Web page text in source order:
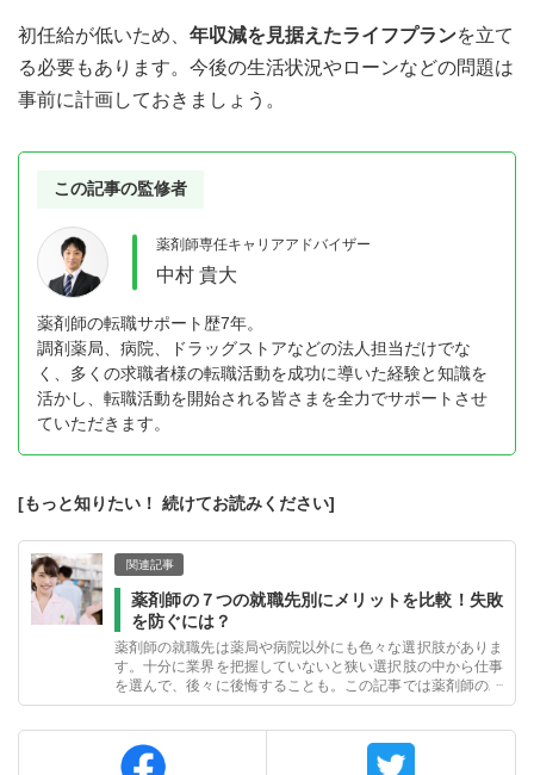
初任給が低いため、 年収減を見据えたライフプランを立て
る必要もあります。今後の生活状況やローンなどの問題は
事前に計画しておきましょう。
この記事の監修者
薬剤師専任キャリアアドバイザー
中村 貴大
薬剤師の転職サポート歴7年。
調剤薬局、病院、ドラッグストアなどの法人担当だけでな
く、多くの求職者様の転職活動を成功に導いた経験と知識を
活かし、転職活動を開始される皆さまを全力でサポートさせ
ていただきます。
[もっと知りたい！ 続けてお読みください]
関連記事
薬剤師の７つの就職先別にメリットを比較！失敗
を防ぐには？
薬剤師の就職先は薬局や病院以外にも色々な選択肢がありま
す。十分に業界を把握していないと狭い選択肢の中から仕事
を選んで、後々に後悔することも。この記事では薬剤師の就
職先について比較し、就職に成功する対策もお伝えします。